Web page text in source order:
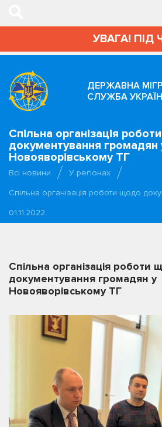
УВАГА! ПІД
ДЕРЖАВНА
СЛУЖБА
Спільна організація
документування громадян
Новояворівському ТГ
Всі новини
У регіонах
Спільна організація роботи щодо
01.11.2022
Спільна організація роботи
документування громадян у
Новояворівському ТГ